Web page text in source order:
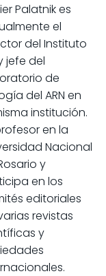
Palatnik es
el
del Instituto
jefe del
de
del ARN en
institución.
en la
Nacional
y
en los
editoriales
revistas
y